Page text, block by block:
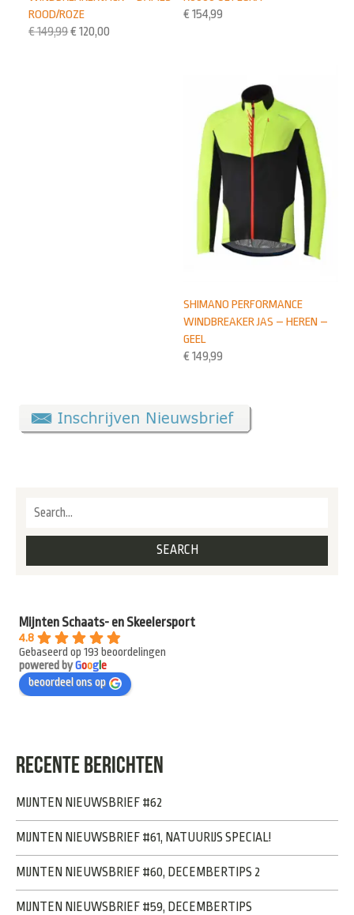
€ 154,99
ROOD/ROZE
€149,99€ 120,00
SHIMANO PERFORMANCE
WINDBREAKER JAS – HEREN –
GEEL
€ 149,99
Mijnten Schaats- en Skeelersport
4.8
Gebaseerd op 193 beoordelingen
powered byGoogle
beoordeel ons op
RECENTE BERICHTEN
MIJNTEN NIEUWSBRIEF #62
MIJNTEN NIEUWSBRIEF #61, NATUURIJS SPECIAL!
MIJNTEN NIEUWSBRIEF #60, DECEMBERTIPS 2
MIJNTEN NIEUWSBRIEF #59, DECEMBERTIPS